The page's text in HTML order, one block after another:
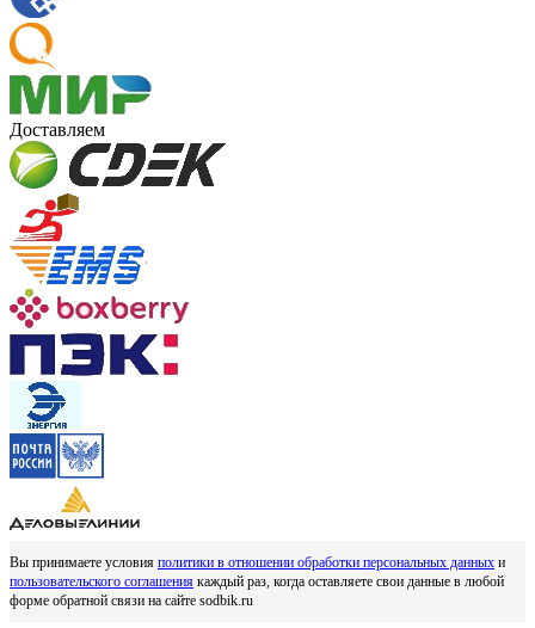
Доставляем
Вы принимаете условия политики в отношении обработки персональных данных и
пользовательского соглашения каждый раз, когда оставляете свои данные в любой
форме обратной связи на сайте sodbik.ru